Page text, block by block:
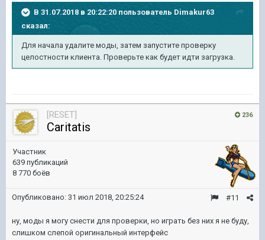
В 31.07.2018 в 20:22:20 пользователь Dimakur63
сказал:
Для начала удалите моды, затем запустите проверку
целостности клиента. Проверьте как будет идти загрузка.
236
[RESET]
Caritatis
Участник
639 публикаций
8 770 боёв
#11
Опубликовано: 31 июл 2018, 20:25:24
ну, моды я могу снести для проверки, но играть без них я не буду,
слишком слепой оригинальный интерфейс